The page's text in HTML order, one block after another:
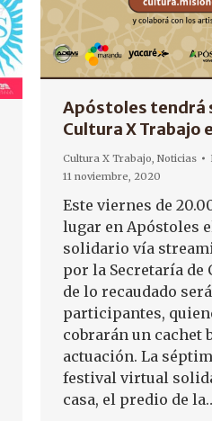
Apóstoles tendrá
Cultura X Trabajo
Cultura X Trabajo, Noticias
11 noviembre, 2020
Este viernes de
lugar en Apóstoles
solidario vía
por la Secretaría de
de lo recaudado
participantes,
cobrarán un cachet
actuación. La
festival virtual
casa, el predio de